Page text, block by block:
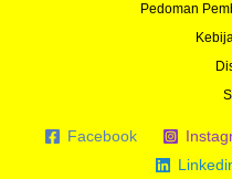
Pedoman
Facebook